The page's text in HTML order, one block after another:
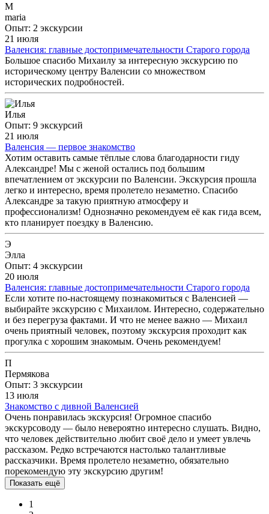
M
maria
Опыт: 2 экскурсии
21 июля
Валенсия: главные достопримечательности Старого города
Большое спасибо Михаилу за интересную экскурсию по
историческому центру Валенсии со множеством
исторических подробностей.
Илья
Опыт: 9 экскурсий
21 июля
Валенсия — первое знакомство
Хотим оставить самые тёплые слова благодарности гиду
Александре! Мы с женой остались под большим
впечатлением от экскурсии по Валенсии. Экскурсия прошла
легко и интересно, время пролетело незаметно. Спасибо
Александре за такую приятную атмосферу и
профессионализм! Однозначно рекомендуем её как гида всем,
кто планирует поездку в Валенсию.
Э
Элла
Опыт: 4 экскурсии
20 июля
Валенсия: главные достопримечательности Старого города
Если хотите по-настоящему познакомиться с Валенсией —
выбирайте экскурсию с Михаилом. Интересно, содержательно
и без перегруза фактами. И что не менее важно — Михаил
очень приятный человек, поэтому экскурсия проходит как
прогулка с хорошим знакомым. Очень рекомендуем!
П
Пермякова
Опыт: 3 экскурсии
13 июля
Знакомство с дивной Валенсией
Очень понравилась экскурсия! Огромное спасибо
экскурсоводу — было невероятно интересно слушать. Видно,
что человек действительно любит своё дело и умеет увлечь
рассказом. Редко встречаются настолько талантливые
рассказчики. Время пролетело незаметно, обязательно
порекомендую эту экскурсию другим!
Показать ещё
1